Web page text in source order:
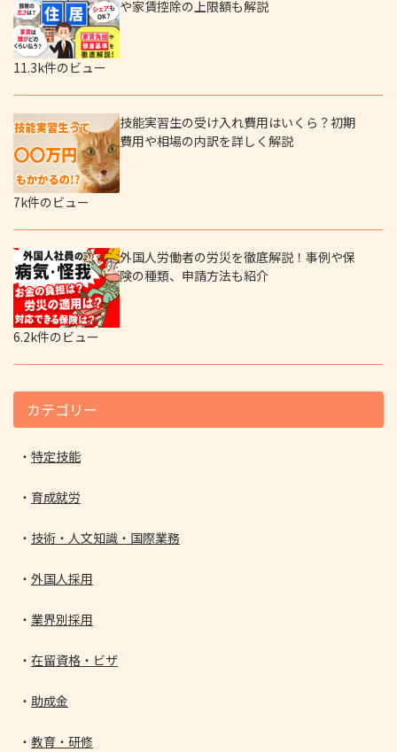
や家賃控除の上限額も解説
11.3k件のビュー
技能実習生の受け入れ費用はいくら？初期
費用や相場の内訳を詳しく解説
7k件のビュー
外国人労働者の労災を徹底解説！事例や保
険の種類、申請方法も紹介
6.2k件のビュー
カテゴリー
特定技能
育成就労
技術・人文知識・国際業務
外国人採用
業界別採用
在留資格・ビザ
助成金
教育・研修